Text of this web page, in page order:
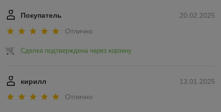
20.02.2025
Покупатель
Отлично
Сделка подтверждена через корзину
13.01.2025
кирилл
Отлично